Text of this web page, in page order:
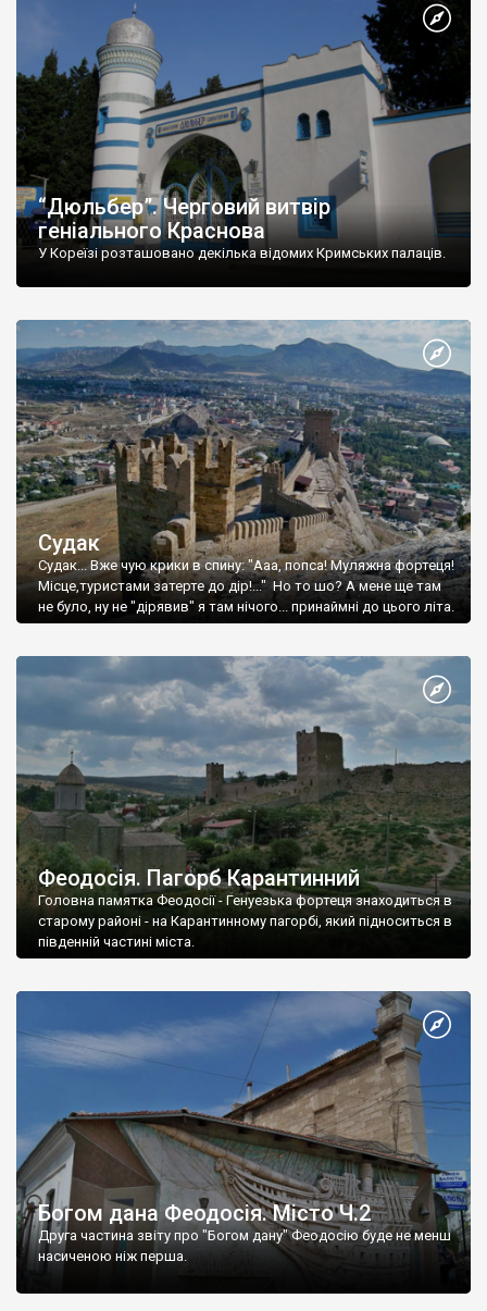
“Дюльбер”. Черговий витвір
геніального Краснова
У Кореїзі розташовано декілька відомих Кримських палаців.
Судак
Судак... Вже чую крики в спину: "Ааа, попса! Муляжна фортеця!
Місце,туристами затерте до дір!..." Но то шо? А мене ще там
не було, ну не "дірявив" я там нічого... принаймні до цього літа.
Феодосія. Пагорб Карантинний
Головна памятка Феодосії - Генуезька фортеця знаходиться в
старому районі - на Карантинному пагорбі, який підноситься в
південній частині міста.
Богом дана Феодосія. Місто Ч.2
Друга частина звіту про "Богом дану" Феодосію буде не менш
насиченою ніж перша.